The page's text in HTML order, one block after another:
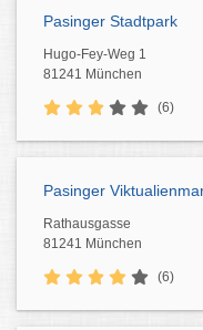
Pasinger Stadtpark
Hugo-Fey-Weg 1
81241 München
(6)
Pasinger
Rathausgasse
81241 München
(6)